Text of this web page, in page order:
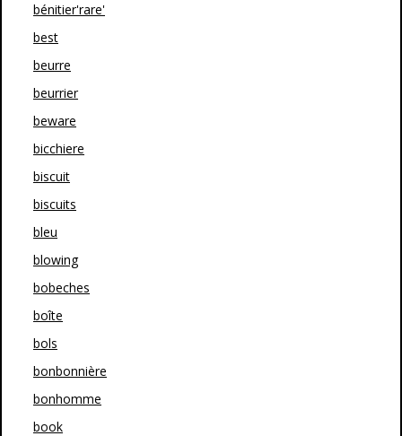
bénitier'rare'
best
beurre
beurrier
beware
bicchiere
biscuit
biscuits
bleu
blowing
bobeches
boîte
bols
bonbonnière
bonhomme
book